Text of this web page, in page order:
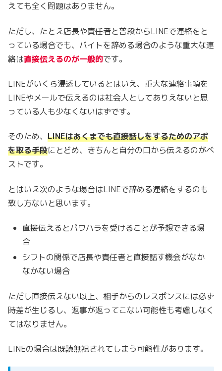
えても全く問題はありません。
ただし、たとえ店長や責任者と普段からLINEで連絡をと
っている場合でも、バイトを辞める場合のような重大な連
絡は直接伝えるのが一般的です。
LINEがいくら浸透しているとはいえ、重大な連絡事項を
LINEやメールで伝えるのは社会人としてありえないと思
っている人も少なくないはずです。
そのため、 LINEはあくまでも直接話しをするためのアポ
を取る手段にとどめ、きちんと自分の口から伝えるのがベ
ストです。
とはいえ次のような場合はLINEで辞める連絡をするのも
致し方ないと思います。
直接伝えるとパワハラを受けることが予想できる場
合
シフトの関係で店長や責任者と直接話す機会がなか
なかない場合
ただし直接伝えない以上、相手からのレスポンスには必ず
時差が生じるし、返事が返ってこない可能性も考慮しなく
てはなりません。
LINEの場合は既読無視されてしまう可能性があります。